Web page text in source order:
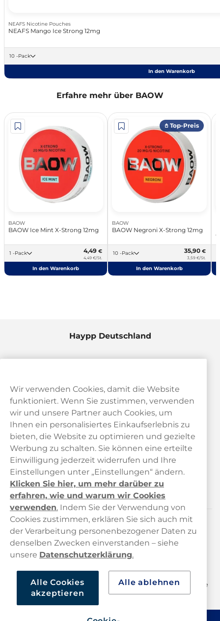
NEAFS Nicotine Pouches
NEAFS Mango Ice Strong 12mg
10 -Pack
In den Warenkorb
Erfahre mehr über BAOW
BAOW
BAOW Ice Mint X-Strong 12mg
1 -Pack 4,49 €
4,49 €/St.
In den Warenkorb
𖤘 Top-Preis
BAOW
BAOW Negroni X-Strong 12mg
10 -Pack 35,90 €
3,59 €/St.
In den Warenkorb
Haypp Deutschland
Kontaktiere uns!
hallo@haypp.com
Mo/Di/Fr: 09–17 Uhr (Pause 12–13) Mi/Do: 10–19 Uhr (Pause
14–15)
Kundendienst
Links
Über uns
Wir verwenden Cookies, damit die Website
funktioniert. Wenn Sie zustimmen, verwenden
wir und unsere Partner auch Cookies, um
Ihnen ein personalisiertes Einkaufserlebnis zu
bieten, die Website zu optimieren und gezielte
Werbung zu schalten. Sie können eine erteilte
Einwilligung jederzeit widerrufen und Ihre
Einstellungen unter „Einstellungen“ ändern.
Klicken Sie hier, um mehr darüber zu
erfahren, wie und warum wir Cookies
verwenden. Indem Sie der Verwendung von
Cookies zustimmen, erklären Sie sich auch mit
der Verarbeitung personenbezogener Daten zu
denselben Zwecken einverstanden – siehe
unsere Datenschutzerklärung.
Alle Cookies
akzeptieren
Alle ablehnen